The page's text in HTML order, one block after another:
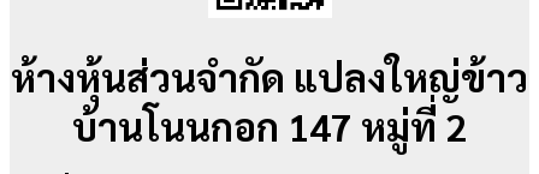
ห้างหุ้นส่วนจำกัด แปลงใหญ่ข้าว
บ้านโนนกอก 147 หมู่ที่ 2